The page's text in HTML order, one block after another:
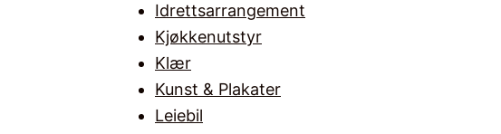
Idrettsarrangement
Kjøkkenutstyr
Klær
Kunst & Plakater
Leiebil